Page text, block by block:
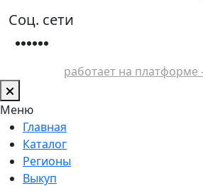
Соц. сети
работает на платформе
Меню
Главная
Каталог
Регионы
Выкуп